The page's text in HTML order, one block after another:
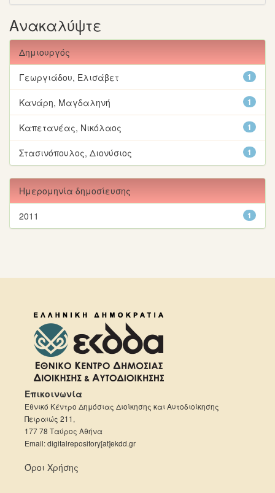
Ανακαλύψτε
Δημιουργός
1
Γεωργιάδου, Ελισάβετ
1
Κανάρη, Μαγδαληνή
1
Καπετανέας, Νικόλαος
1
Στασινόπουλος, Διονύσιος
Ημερομηνία δημοσίευσης
1
2011
Επικοινωνία
Εθνικό Κέντρο Δημόσιας Διοίκησης και Αυτοδιοίκησης
Πειραιώς 211,
177 78 Ταύρος Αθήνα
Email: digitalrepository[at]ekdd.gr
Όροι Χρήσης